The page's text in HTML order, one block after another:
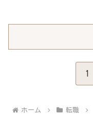
1
ホーム 転職